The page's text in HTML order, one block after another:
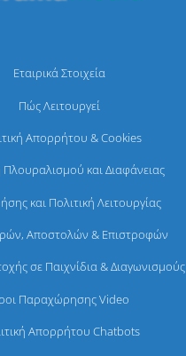
Εταιρικά Στοιχεία
Πώς Λειτουργεί
Απορρήτου & Cookies
Πλουραλισμού και Διαφάνειας
και Πολιτική Λειτουργίας
Αποστολών & Επιστροφών
σε Παιχνίδια & Διαγωνισμούς
Παραχώρησης Video
Απορρήτου Chatbots